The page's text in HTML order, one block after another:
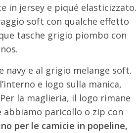
in jersey e piqué elasticizzato.
soft con qualche effetto
tasche grigio piombo con
navy e al grigio melange soft.
e logo sulla manica,
la maglieria, il logo rimane
paricollo o zip con
per le camicie in popeline,